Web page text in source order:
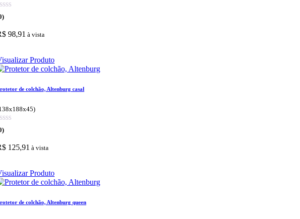
98,91 à vista
Produto
de colchão, Altenburg casal
125,91 à vista
Produto
de colchão, Altenburg queen